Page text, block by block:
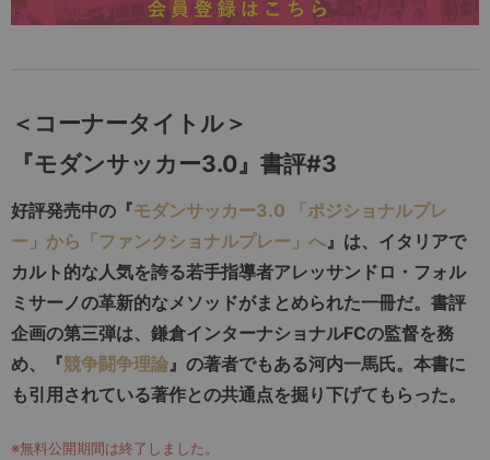
＜コーナータイトル＞
『モダンサッカー3.0』書評#3
好評発売中の『モダンサッカー3.0 「ポジショナルプレ
ー」から「ファンクショナルプレー」へ 』は、イタリアで
カルト的な人気を誇る若手指導者アレッサンドロ・フォル
ミサーノの革新的なメソッドがまとめられた一冊だ。書評
企画の第三弾は、鎌倉インターナショナルFCの監督を務
め、『競争闘争理論 』の著者でもある河内一馬氏。本書に
も引用されている著作との共通点を掘り下げてもらった。
※無料公開期間は終了しました。